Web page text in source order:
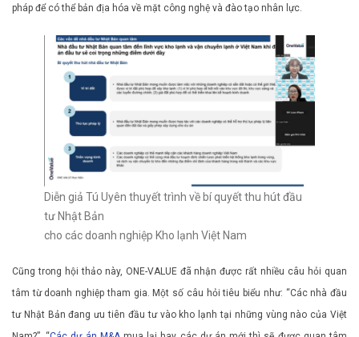
pháp để có thể bản địa hóa về mặt công nghệ và đào tạo nhân lực.
Diễn giả Tú Uyên thuyết trình về bí quyết thu hút đầu
tư Nhật Bản
cho các doanh nghiệp Kho lạnh Việt Nam
Cũng trong hội thảo này, ONE-VALUE đã nhận được rất nhiều câu hỏi quan
tâm từ doanh nghiệp tham gia. Một số câu hỏi tiêu biểu như: “Các nhà đầu
tư Nhật Bản đang ưu tiên đầu tư vào kho lạnh tại những vùng nào của Việt